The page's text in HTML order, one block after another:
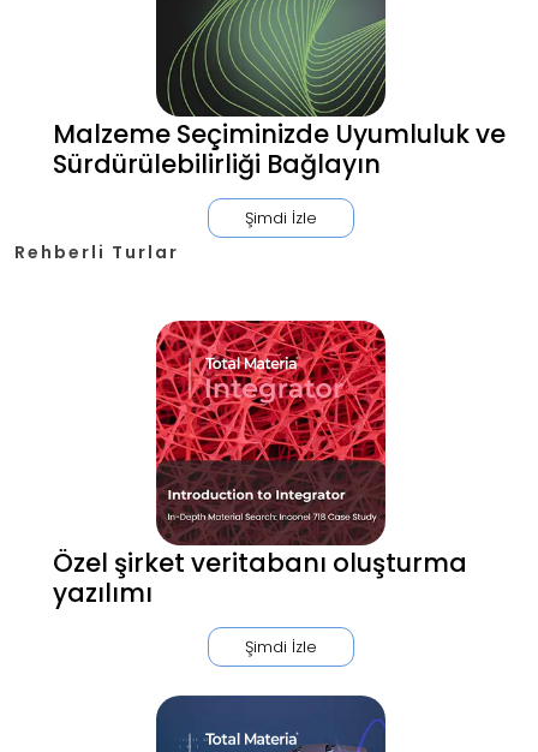
Malzeme Seçiminizde Uyumluluk ve
Sürdürülebilirliği Bağlayın
Şimdi İzle
Rehberli Turlar
Özel şirket veritabanı oluşturma
yazılımı
Şimdi İzle